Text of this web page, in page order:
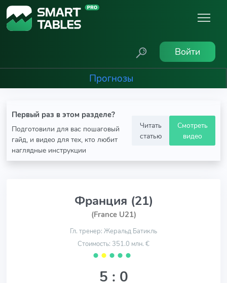
Войти
Прогнозы
Первый раз в этом разделе?
Подготовили для вас пошаговый
гайд, и видео для тех, кто любит
наглядные инструкции
Читать
статью
Смотреть
видео
Франция (21)
(France U21)
Гл. тренер: Жеральд Батикль
Стоимость: 351.0 млн. €
⬤ ⬤ ⬤ ⬤ ⬤
5 : 0